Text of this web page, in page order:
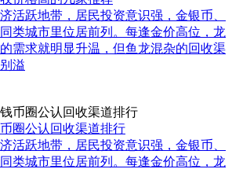
跃地带，居民投资意识强，金银币、
类城市里位居前列。每逢金价高位，龙
需求就明显升温，但鱼龙混杂的回收渠
溢
圈公认回收渠道排行
跃地带，居民投资意识强，金银币、
类城市里位居前列。每逢金价高位，龙